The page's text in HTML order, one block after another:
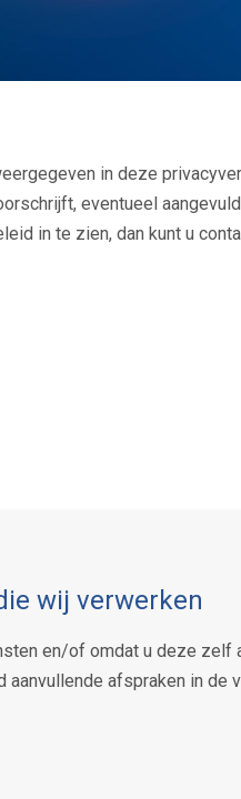
in deze
eventueel
in te zien, dan kunt u
wij verwerken
en/of omdat u deze zelf
afspraken in de